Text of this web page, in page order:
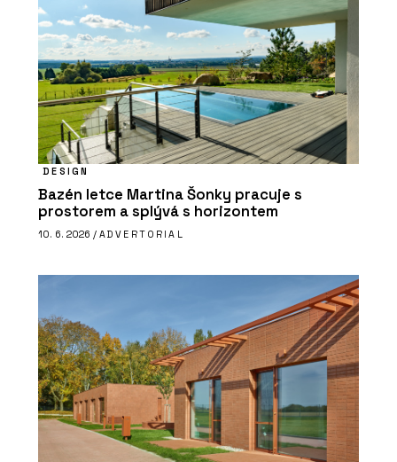
DESIGN
Bazén letce Martina Šonky pracuje s
prostorem a splývá s horizontem
10. 6. 2026 / ADVERTORIAL